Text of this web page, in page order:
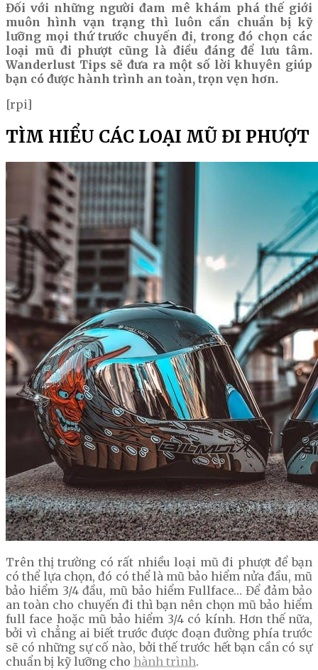
Đối với những người đam mê khám phá thế giới
muôn hình vạn trạng thì luôn cần chuẩn bị kỹ
lưỡng mọi thứ trước chuyến đi, trong đó chọn các
loại mũ đi phượt cũng là điều đáng để lưu tâm.
Wanderlust Tips sẽ đưa ra một số lời khuyên giúp
bạn có được hành trình an toàn, trọn vẹn hơn.
[rpi]
TÌM HIỂU CÁC LOẠI MŨ ĐI PHƯỢT
Trên thị trường có rất nhiều loại mũ đi phượt để bạn
có thể lựa chọn, đó có thể là mũ bảo hiểm nửa đầu, mũ
bảo hiểm 3/4 đầu, mũ bảo hiểm Fullface… Để đảm bảo
an toàn cho chuyến đi thì bạn nên chọn mũ bảo hiểm
full face hoặc mũ bảo hiểm 3/4 có kính. Hơn thế nữa,
bởi vì chẳng ai biết trước được đoạn đường phía trước
sẽ có những sự cố nào, bởi thế trước hết bạn cần có sự
chuẩn bị kỹ lưỡng cho hành trình.